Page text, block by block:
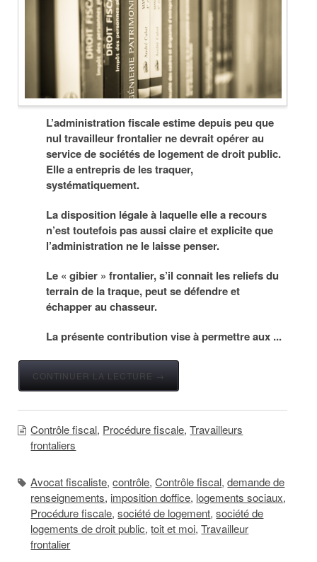
L’administration fiscale estime depuis peu que
nul travailleur frontalier ne devrait opérer au
service de sociétés de logement de droit public.
Elle a entrepris de les traquer,
systématiquement.
La disposition légale à laquelle elle a recours
n’est toutefois pas aussi claire et explicite que
l’administration ne le laisse penser.
Le « gibier » frontalier, s’il connait les reliefs du
terrain de la traque, peut se défendre et
échapper au chasseur.
La présente contribution vise à permettre aux ...
CONTINUER LA LECTURE →
Contrôle fiscal, Procédure fiscale,Travailleurs
frontaliers
Avocat fiscaliste,contrôle,Contrôle fiscal,demande de
renseignements, imposition doffice, logements sociaux,
Procédure fiscale,société de logement,société de
logements de droit public,toit et moi,Travailleur
frontalier